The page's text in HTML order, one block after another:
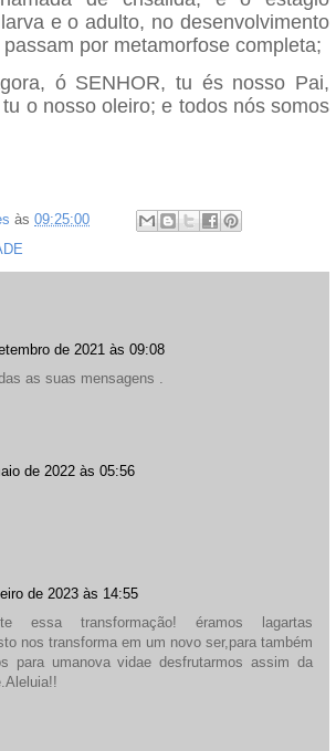
e o adulto, no desenvolvimento
por metamorfose completa;
ó SENHOR, tu és nosso Pai,
o nosso oleiro; e todos nós somos
às 09:25:00
de 2021 às 09:08
as suas mensagens .
de 2022 às 05:56
de 2023 às 14:55
essa transformação! éramos lagartas
nos transforma em um novo ser,para também
para umanova vidae desfrutarmos assim da